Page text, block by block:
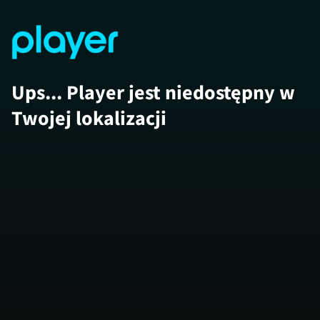
Ups... Player jest niedostępny w
Twojej lokalizacji